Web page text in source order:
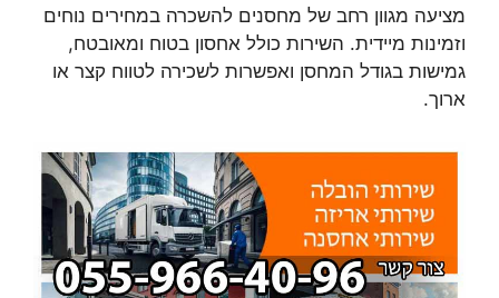
מציעה מגוון רחב של מחסנים להשכרה במחירים נוחים
וזמינות מיידית. השירות כולל אחסון בטוח ומאובטח,
גמישות בגודל המחסן ואפשרות לשכירה לטווח קצר או
ארוך.